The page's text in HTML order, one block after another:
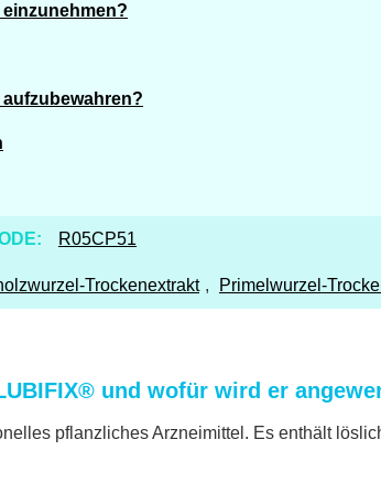
R05CP51
Trockenextrakt , Primelwurzel-
und wofür wird er
pflanzliches Arzneimittel. Es enthält